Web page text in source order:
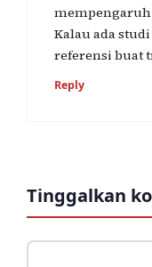
Kalau ada
referensi buat
Reply
Tinggalkan
Komentar
Nama
Surel
Situs